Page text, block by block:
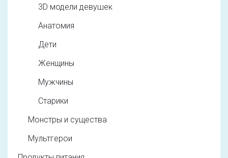
3D модели девушек
Анатомия
Дети
Женщины
Мужчины
Старики
Монстры и существа
Мультгерои